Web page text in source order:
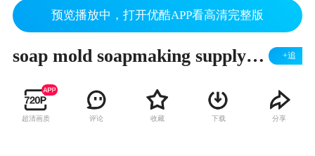
预览播放中，打开优酷APP看高清完整版
soap mold soapmaking supply N50 +追
超清画质 评论 收藏 下载 分享